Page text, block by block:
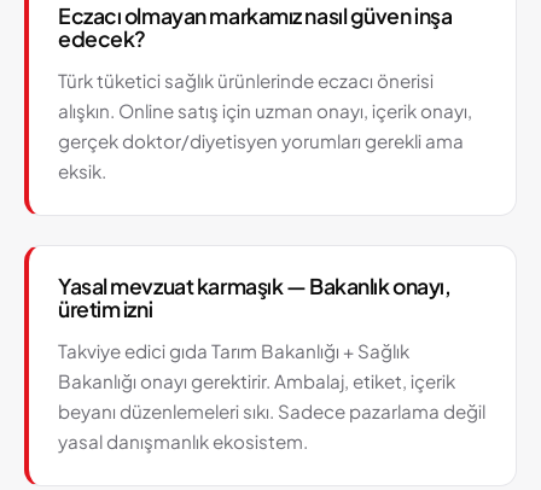
Eczacı olmayan markamız nasıl güven inşa
edecek?
Türk tüketici sağlık ürünlerinde eczacı önerisi
alışkın. Online satış için uzman onayı, içerik onayı,
gerçek doktor/diyetisyen yorumları gerekli ama
eksik.
Yasal mevzuat karmaşık — Bakanlık onayı,
üretim izni
Takviye edici gıda Tarım Bakanlığı + Sağlık
Bakanlığı onayı gerektirir. Ambalaj, etiket, içerik
beyanı düzenlemeleri sıkı. Sadece pazarlama değil
yasal danışmanlık ekosistem.